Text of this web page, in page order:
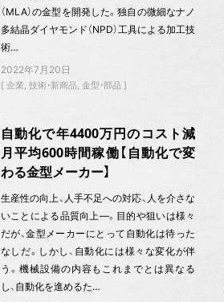
（MLA）の金型を開発した。独自の微細なナノ
多結晶ダイヤモンド（NPD）工具による加工技
術…
2022年7月20日
企業 技術・新商品 金型・部品
自動化で年4400万円のコスト減
月平均600時間稼働【自動化で変
わる金型メーカー】
生産性の向上、人手不足への対応、人を介さな
いことによる品質向上—。目的や狙いは様々
だが、金型メーカーにとって自動化は待った
なしだ。しかし、自動化には様々な変化が伴
う。機械設備の内容もこれまでとは異なる
し、自動化を進めるた…